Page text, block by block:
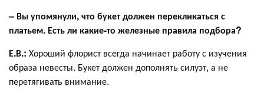
– Вы упомянули, что букет должен перекликаться с
платьем. Есть ли какие-то железные правила подбора?
Е.В.: Хороший флорист всегда начинает работу с изучения
образа невесты. Букет должен дополнять силуэт, а не
перетягивать внимание.